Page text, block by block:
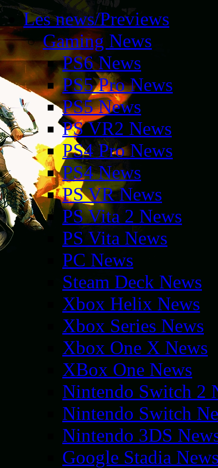
Les news/Previews
Gaming News
PS6 News
PS5 Pro News
PS5 News
PS VR2 News
PS4 Pro News
PS4 News
PS VR News
PS Vita 2 News
PS Vita News
PC News
Steam Deck News
Xbox Helix News
Xbox Series News
Xbox One X News
XBox One News
Nintendo Switch 2
Nintendo Switch
Nintendo 3DS
Google Stadia